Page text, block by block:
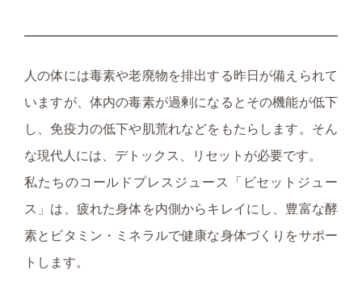
人の体には毒素や老廃物を排出する昨日が備えられて
いますが、体内の毒素が過剰になるとその機能が低下
し、免疫力の低下や肌荒れなどをもたらします。そん
な現代人には、デトックス、リセットが必要です。
私たちのコールドプレスジュース「ビセットジュー
ス」は、疲れた身体を内側からキレイにし、豊富な酵
素とビタミン・ミネラルで健康な身体づくりをサポー
トします。